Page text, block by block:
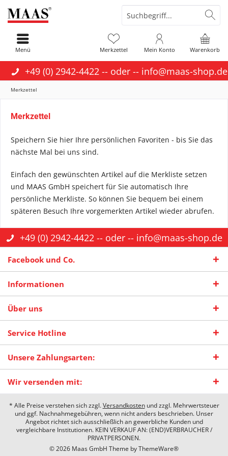
+49 (0) 2942-4422 -- oder -- info@maas-shop.de
Warenkorb
Merkzettel Mein Konto
Menü
Merkzettel
Merkzettel
Speichern Sie hier Ihre persönlichen Favoriten - bis Sie das
nächste Mal bei uns sind.
Einfach den gewünschten Artikel auf die Merkliste setzen
und MAAS GmbH speichert für Sie automatisch Ihre
persönliche Merkliste. So können Sie bequem bei einem
späteren Besuch Ihre vorgemerkten Artikel wieder abrufen.
+49 (0) 2942-4422 -- oder -- info@maas-shop.de
Facebook und Co.
Informationen
Über uns
Service Hotline
Unsere Zahlungsarten:
Wir versenden mit:
* Alle Preise verstehen sich zzgl.Versandkostenund zzgl. Mehrwertsteuer
und ggf. Nachnahmegebühren, wenn nicht anders beschrieben. Unser
Angebot richtet sich ausschließlich an gewerbliche Kunden und
vergleichbare Institutionen. KEIN VERKAUF AN: (END)VERBRAUCHER /
PRIVATPERSONEN.
© 2026 Maas GmbH Theme byThemeWare®